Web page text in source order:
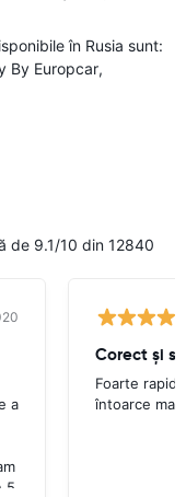
în Rusia sunt:
By Europcar
de 9.1/10 din 12840
a
5
Corect și
Foarte rapid
întoarce